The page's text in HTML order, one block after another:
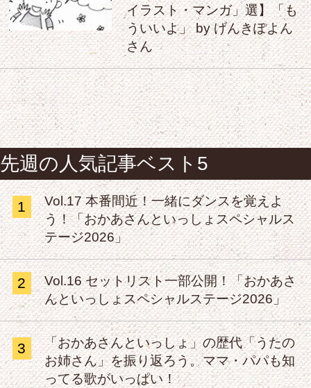
イラスト・マンガ」選】「も
ういいよ」 by げんきぽよん
さん
先週の人気記事ベスト5
1
Vol.17 本番間近！一緒にダンスを覚えよ
う！「おかあさんといっしょスペシャルス
テージ2026」
2
Vol.16 セットリスト一部公開！「おかあさ
んといっしょスペシャルステージ2026」
3
「おかあさんといっしょ」の歴代「うたの
お姉さん」を振り返ろう。ママ・パパも知
ってる歌がいっぱい！